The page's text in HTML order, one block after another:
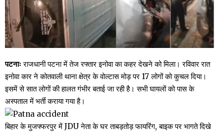
पटनाः राजधानी पटना में तेज रफ्तार इनोवा का कहर देखने को मिला। रविवार रात
इनोवा कार ने कोतवाली थाना क्षेत्र के वोल्टास मोड़ पर 17 लोगों को कुचल दिया।
इसमें से सात लोगों की हालत गंभीर बताई जा रही है। सभी घायलों को पास के
अस्पताल में भर्ती कराया गया है।
बिहार के मुजफ्फरपुर में JDU नेता के घर ताबड़तोड़ फायरिंग, बाइक पर भागते दिखे